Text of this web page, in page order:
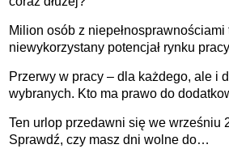
Milion osób z niepełnosprawnościami
niewykorzystany potencjał rynku
dofinansowań czy refundacji, ale
stronie systemu i świadomości
pracodawców [WYWIAD]
Przerwy w pracy – dla każdego, ale i
wybranych. Kto ma prawo do
Ten urlop przedawni się we wrześniu
Sprawdź, czy masz dni wolne do